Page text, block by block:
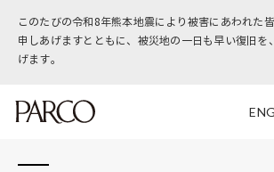
このたびの令和8年熊本地震により被害にあわれた
申しあげますとともに、被災地の一日も早い復旧を
げます。